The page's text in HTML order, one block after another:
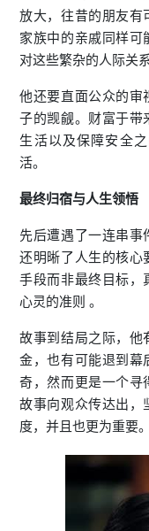
放大，往昔的朋友有
家族中的亲戚同样可
对这些繁杂的人际关
他还要直面公众的审
子的觊觎。财富于带
生活以及保障安全
活。
最终归宿与人生领悟
先后遭遇了一连串事
还明晰了人生的核心
手段而非最终目标，
心灵的准则 。
故事到结局之际，他
金，也有可能退到幕
奇，然而更是一个寻
故事向观众传达出，
度，并且也更为重要。